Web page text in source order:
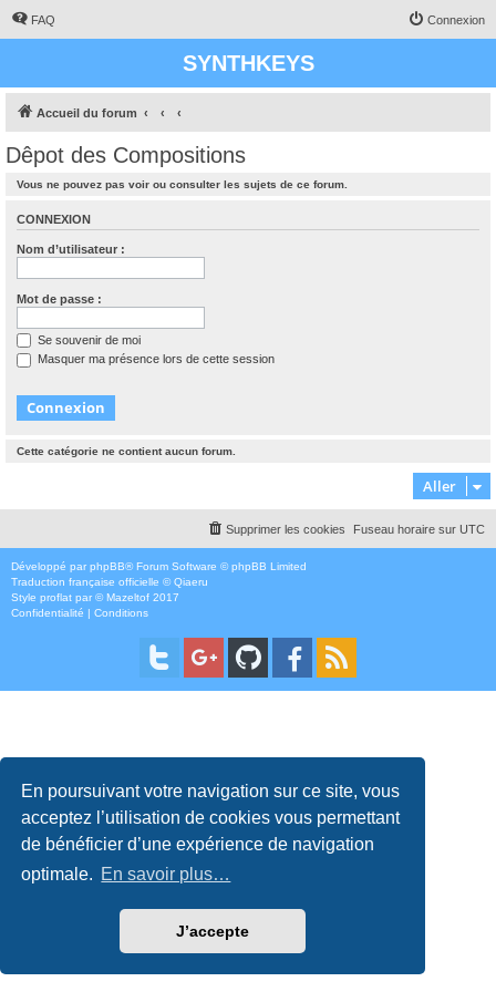
En poursuivant votre navigation sur ce site, vous
acceptez l’utilisation de cookies vous permettant
de bénéficier d’une expérience de navigation
optimale. En savoir plus…
J’accepte
FAQ Connexion
SYNTHKEYS
Accueil du forum
Dêpot des Compositions
Vous ne pouvez pas voir ou consulter les sujets de ce forum.
CONNEXION
Nom d’utilisateur :
Mot de passe :
Se souvenir de moi
Masquer ma présence lors de cette session
Cette catégorie ne contient aucun forum.
Aller
Fuseau horaire sur UTC
Supprimer les cookies
Développé par phpBB® Forum Software © phpBB Limited
Traduction française officielle ©Qiaeru
Style proflat par ©Mazeltof 2017
Confidentialité | Conditions